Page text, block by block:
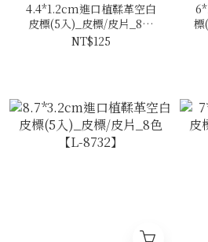
4.4*1.2cm進口植鞣革空白
皮標(5入)_皮標/皮片_8色
【L-4412】
NT$125
標